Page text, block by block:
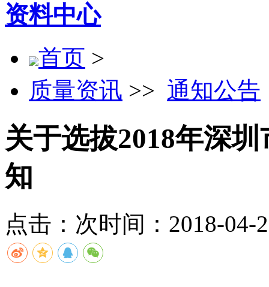
资料中心
首页 >
质量资讯 >> 通知公告
关于选拔2018年深
知
点击： 次时间：2018-04-